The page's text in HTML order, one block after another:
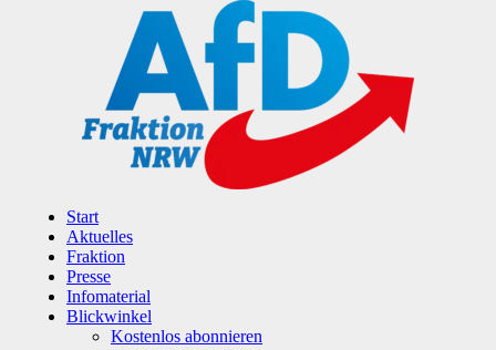
Start
Aktuelles
Fraktion
Presse
Infomaterial
Blickwinkel
Kostenlos abonnieren